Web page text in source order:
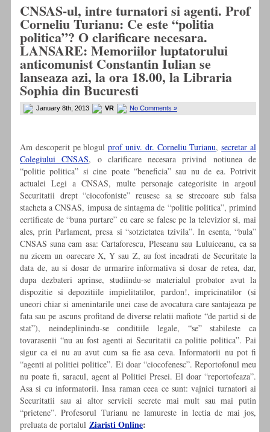
CNSAS-ul, intre turnatori si agenti. Prof
Corneliu Turianu: Ce este “politia
politica”? O clarificare necesara.
LANSARE: Memoriilor luptatorului
anticomunist Constantin Iulian se
lanseaza azi, la ora 18.00, la Libraria
Sophia din Bucuresti
January 8th, 2013 VR No Comments »
Am descoperit pe blogulprof univ. dr. Corneliu Turianu,secretar al
Colegiului CNSAS, o clarificare necesara privind notiunea de
“politie politica” si cine poate “beneficia” sau nu de ea. Potrivit
actualei Legi a CNSAS, multe personaje categorisite in argoul
Securitatii drept “ciocofoniste” reusesc sa se strecoare sub falsa
stacheta a CNSAS, impusa de sintagma de “politie politica”, primind
certificate de “buna purtare” cu care se falesc pe la televizior si, mai
ales, prin Parlament, presa si “sotzietatea tzivila”. In esenta, “bula”
CNSAS suna cam asa: Cartaforescu, Pleseanu sau Luluiceanu, ca sa
nu zicem un oarecare X, Y sau Z, au fost incadrati de Securitate la
data de, au si dosar de urmarire informativa si dosar de retea, dar,
dupa dezbateri aprinse, studiindu-se materialul probator avut la
dispozitie si depozitiile impielitatilor, pardon!, impricinatilor (si
uneori chiar si amenintarile unei case de avocatura care santajeaza pe
fata sau pe ascuns profitand de diverse relatii mafiote “de partid si de
stat”), neindeplinindu-se conditiile legale, “se” stabileste ca
tovarasenii “nu au fost agenti ai Securitatii ca politie politica”. Pai
sigur ca ei nu au avut cum sa fie asa ceva. Informatorii nu pot fi
“agenti ai politiei politice”. Ei doar “ciocofenesc”. Reportofonul meu
nu poate fi, saracul, agent al Politiei Presei. El doar “reportofeaza”.
Asa si cu informatorii. Insa raman ceea ce sunt: vajnici turnatori ai
Securitatii sau ai altor servicii secrete mai mult sau mai putin
“prietene”. Profesorul Turianu ne lamureste in lectia de mai jos,
preluata de portalul Ziaristi Online: